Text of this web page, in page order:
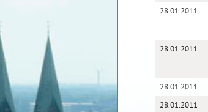
28.01.2011
28.01.2011
28.01.2011
28.01.2011